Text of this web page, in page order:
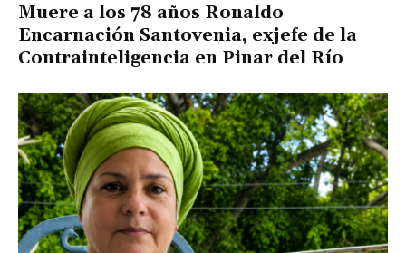
Muere a los 78 años Ronaldo
Encarnación Santovenia, exjefe de la
Contrainteligencia en Pinar del Río